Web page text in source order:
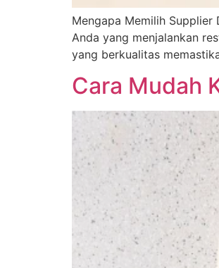
Mengapa Memilih Supplier
Anda yang menjalankan
yang berkualitas
Cara Mudah